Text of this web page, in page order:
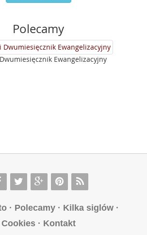
Polecamy
Ewangelizacyjny
· Polecamy· Kilka siglów·
Cookies· Kontakt